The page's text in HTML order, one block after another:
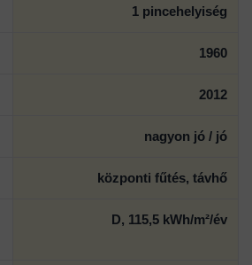
1 pincehelyiség
1960
2012
nagyon jó / jó
központi fűtés, távhő
D, 115,5 kWh/m²/év